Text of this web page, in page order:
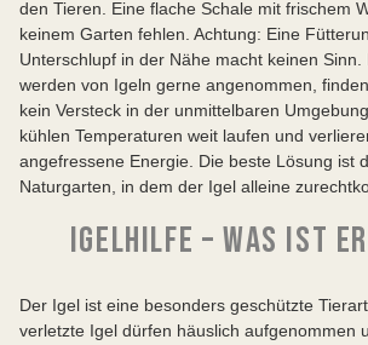
den Tieren. Eine flache Schale mit frischem
keinem Garten fehlen. Achtung: Eine
Unterschlupf in der Nähe macht keinen Sinn.
werden von Igeln gerne angenommen,
kein Versteck in der unmittelbaren
kühlen Temperaturen weit laufen und
angefressene Energie. Die beste Lösung ist
Naturgarten, in dem der Igel alleine
IGELHILFE – WAS IST
Der Igel ist eine besonders geschützte
verletzte Igel dürfen häuslich aufgenommen